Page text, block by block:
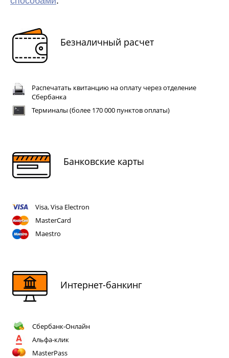
Безналичный расчет
Распечатать квитанцию на оплату через отделение
Сбербанка
Терминалы (более 170 000 пунктов оплаты)
Банковские карты
Visa, Visa Electron
MasterCard
Maestro
Интернет-банкинг
Сбербанк-Онлайн
Альфа-клик
MasterPass